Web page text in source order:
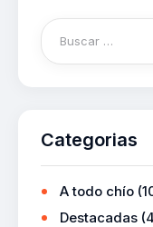
Categorias
A todo chío
Destacadas